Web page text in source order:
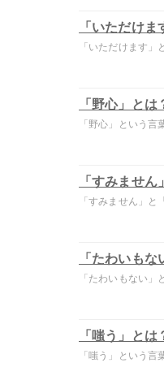
「いただけ
「いただけます
「野心」と
「野心」という
「すみませ
「すみません」
「たわいも
「たわいもない
「嗤う」と
「嗤う」という